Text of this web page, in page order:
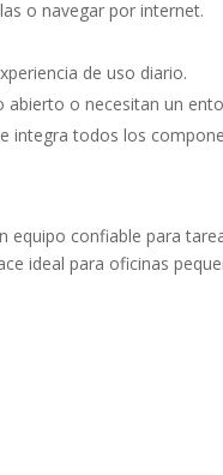
o navegar por internet.
de uso diario.
o necesitan un
integra todos los
equipo confiable para
ideal para oficinas